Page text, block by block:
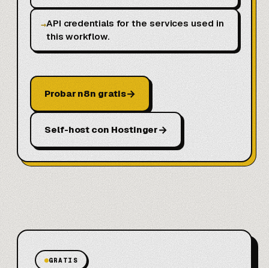
→API credentials for the services used in
this workflow.
Probar n8n gratis→
Self-host con Hostinger→
GRATIS